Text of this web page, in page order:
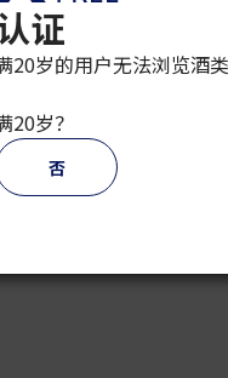
证
岁的用户无法浏览酒类
20岁？
否